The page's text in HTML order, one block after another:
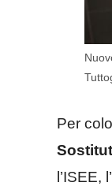
Per
l’ISEE, l’